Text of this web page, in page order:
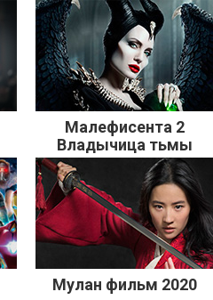
Малефисента 2
Владычица тьмы
Мулан фильм 2020